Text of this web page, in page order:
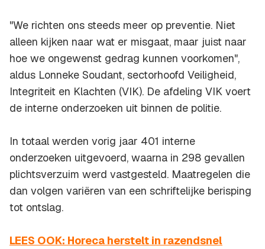
"We richten ons steeds meer op preventie. Niet
alleen kijken naar wat er misgaat, maar juist naar
hoe we ongewenst gedrag kunnen voorkomen",
aldus Lonneke Soudant, sectorhoofd Veiligheid,
Integriteit en Klachten (VIK). De afdeling VIK voert
de interne onderzoeken uit binnen de politie.
In totaal werden vorig jaar 401 interne
onderzoeken uitgevoerd, waarna in 298 gevallen
plichtsverzuim werd vastgesteld. Maatregelen die
dan volgen variëren van een schriftelijke berisping
tot ontslag.
LEES OOK: Horeca herstelt in razendsnel